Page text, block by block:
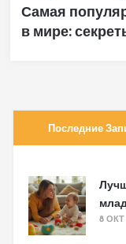
Самая
в мире:
Последние
8 ОКТ